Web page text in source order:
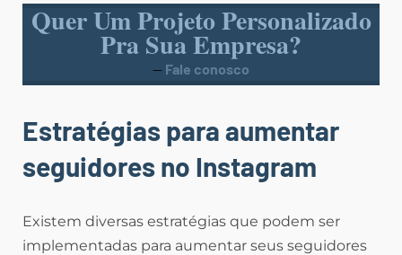
Quer Um Projeto Personalizado
Pra Sua Empresa?
Fale conosco
Estratégias para aumentar
seguidores no Instagram
Existem diversas estratégias que podem ser
implementadas para aumentar seus seguidores